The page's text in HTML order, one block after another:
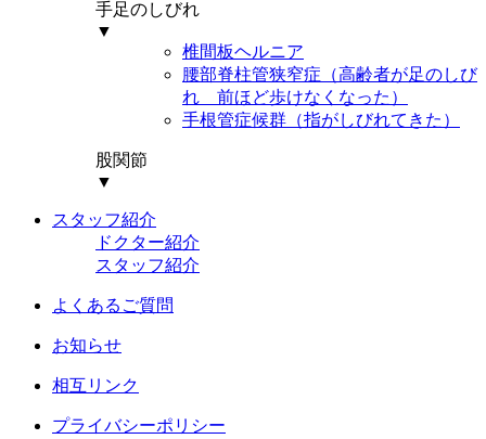
手足のしびれ
▼
椎間板ヘルニア
腰部脊柱管狭窄症（高齢者が足のしび
れ 前ほど歩けなくなった）
手根管症候群（指がしびれてきた）
股関節
▼
スタッフ紹介
ドクター紹介
スタッフ紹介
よくあるご質問
お知らせ
相互リンク
プライバシーポリシー